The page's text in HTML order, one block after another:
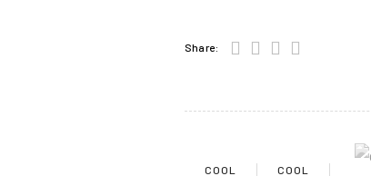
Share:
COOL
COOL